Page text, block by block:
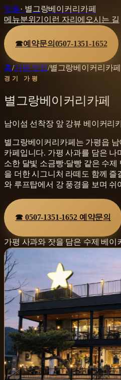
맛플· 별그랑베이커리카페
메뉴분위기 이런 자리에 오시는 길
☎예약문의 0507-1351-1652
홈/가평 맛집/별그랑베이커리카페
경기 가평
별그랑베이커리카페
남이섬 선착장 앞 강뷰 베이커리
별그랑베이커리카페는 가평읍
카페입니다. 가평 사과를 담은 나
소한 달빛 소금빵·달빵 같은 수
을 더한 시그니처 라떼도 함께 즐
와 루프탑에서 강 풍경을 보며 쉬
☎0507-1351-1652예약문의
가평 사과와 잣을 담은 수제 베이